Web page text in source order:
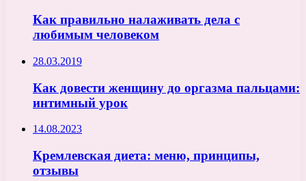
Как правильно налаживать дела с
любимым человеком
28.03.2019
Как довести женщину до оргазма пальцами:
интимный урок
14.08.2023
Кремлевская диета: меню, принципы,
отзывы